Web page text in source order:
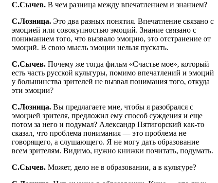
С.Сычев. В чем разница между впечатлением и знанием?
С.Лозница. Это два разных понятия. Впечатление связано с
эмоцией или совокупностью эмоций. Знание связано с
пониманием того, что вызвало эмоцию, это отстранение от
эмоций. В свою мысль эмоции нельзя пускать.
С.Сычев. Почему же тогда фильм «Счастье мое», который
есть часть русской культуры, помимо впечатлений и эмоций
у большинства зрителей не вызвал понимания того, откуда
эти эмоции?
С.Лозница. Вы предлагаете мне, чтобы я разобрался с
эмоцией зрителя, предложил ему способ суждения и еще
потом за него и подумал? Александр Пятигорский как-то
сказал, что проблема понимания — это проблема не
говорящего, а слушающего. Я не могу дать образование
всем зрителям. Видимо, нужно книжки почитать, подумать.
С.Сычев. Может, дело не в образовании, а в культуре?